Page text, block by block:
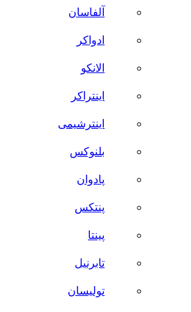
آلفاسان
ادواکر
الانکو
اینتراکر
اینترشیمی
بلنوکس
پادوان
پنتکس
پینتا
تابرنیل
تولیسان